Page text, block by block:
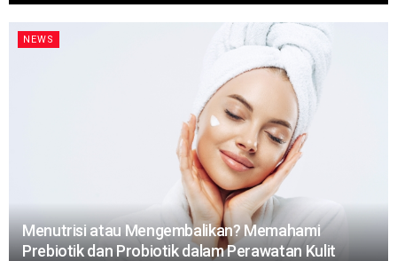
NEWS
Menutrisi atau Mengembalikan? Memahami
Prebiotik dan Probiotik dalam Perawatan Kulit